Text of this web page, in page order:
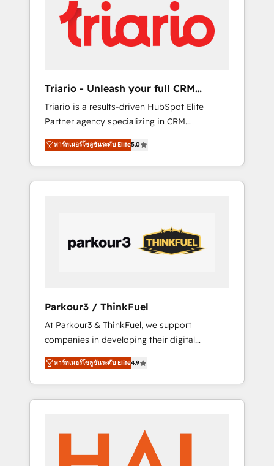
your business. If not now, when?
strategies for driving growth. They are
committed to helping our customers grow
and finding solutions that fit their unique
business needs. We are thrilled to have Blue
HubSpot “Our experience with the team at
Blue Frog has been nothing short of
extraordinary. Their years of experience and
quality of skilled staff has earned them a
trusted reputation within the HubSpot
ecosystem as a reliable partner capable of
delivering remarkable experiences for our
Triario - Unleash your full CRM
potential
Triario is a results-driven HubSpot Elite
Partner agency specializing in CRM
implementations & migrations, Revenue
Operations, Custom Integrations, Custom AI
agents and AI-ready Website Design With
over 15 years of experience, we help
through smart automation, data hygiene, and
tailored HubSpot solutions. Our clients
choose us because we blend the expertise of
Our Services: HubSpot implementations &
data migration Custom AI agents Revenue
Operations API integrations AI-ready Website
design Let’s turn your CRM into your growth
engine!
พาร์ทเนอร์โซลูชันระดับ Elite5.0
Parkour3 / ThinkFuel
At Parkour3 & ThinkFuel, we support
companies in developing their digital
strategies by leveraging technologies and
automating their marketing and sales
processes to generate growth. Our offer
spans from Strategy to Operations. We
implementation, web design, sales &
marketing automation, and digital marketing.
With extensive experience working with tech
พาร์ทเนอร์โซลูชันระดับ Elite4.9